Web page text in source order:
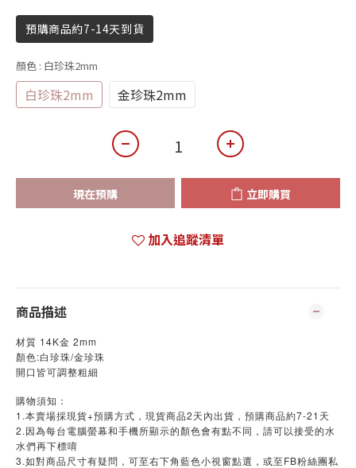
預購商品約7-14天到貨
顏色 : 白珍珠2mm
白珍珠2mm 金珍珠2mm
現在預購 立即購買
加入追蹤清單
商品描述
材質 14K金 2mm
顏色:白珍珠/金珍珠
開口皆可調整粗細
購物須知：
1.本賣場採現貨+預購方式，現貨商品2天內出貨，預購商品約7-21天
2.因為每台電腦螢幕和手機所顯示的顏色會有點不同，請可以接受的水
水們再下標唷
3.如對商品尺寸有疑問，可至右下角藍色小視窗點選，或至FB粉絲團私